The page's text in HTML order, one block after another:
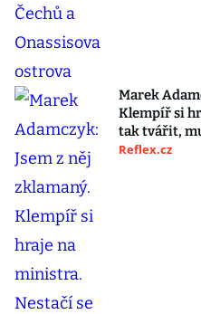
Marek
Klempíř si
tak tvářit,
Reflex.cz